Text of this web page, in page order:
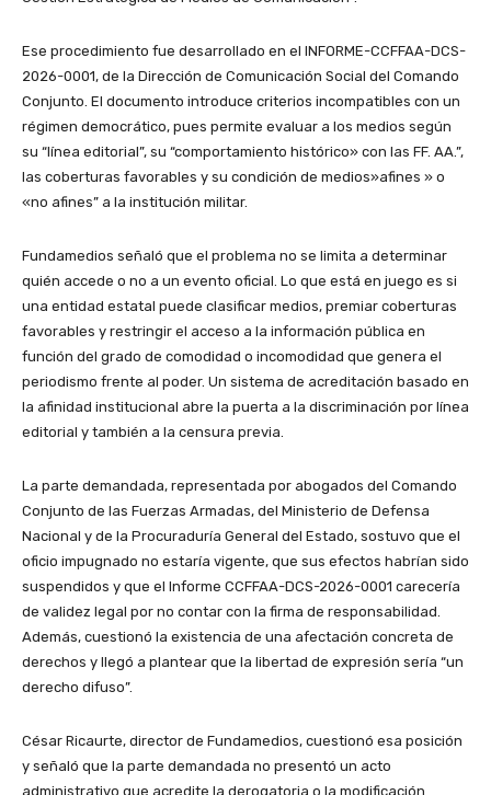
Ese procedimiento fue desarrollado en el INFORME-CCFFAA-DCS-
2026-0001, de la Dirección de Comunicación Social del Comando
Conjunto. El documento introduce criterios incompatibles con un
régimen democrático, pues permite evaluar a los medios según
su “línea editorial”, su “comportamiento histórico» con las FF. AA.”,
las coberturas favorables y su condición de medios»afines » o
«no afines” a la institución militar.
Fundamedios señaló que el problema no se limita a determinar
quién accede o no a un evento oficial. Lo que está en juego es si
una entidad estatal puede clasificar medios, premiar coberturas
favorables y restringir el acceso a la información pública en
función del grado de comodidad o incomodidad que genera el
periodismo frente al poder. Un sistema de acreditación basado en
la afinidad institucional abre la puerta a la discriminación por línea
editorial y también a la censura previa.
La parte demandada, representada por abogados del Comando
Conjunto de las Fuerzas Armadas, del Ministerio de Defensa
Nacional y de la Procuraduría General del Estado, sostuvo que el
oficio impugnado no estaría vigente, que sus efectos habrían sido
suspendidos y que el Informe CCFFAA-DCS-2026-0001 carecería
de validez legal por no contar con la firma de responsabilidad.
Además, cuestionó la existencia de una afectación concreta de
derechos y llegó a plantear que la libertad de expresión sería “un
derecho difuso”.
César Ricaurte, director de Fundamedios, cuestionó esa posición
y señaló que la parte demandada no presentó un acto
administrativo que acredite la derogatoria o la modificación